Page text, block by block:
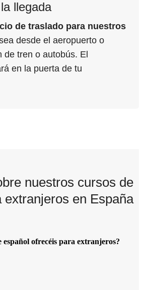
llegada
de traslado para nuestros
desde el aeropuerto o
de tren o autobús. El
en la puerta de tu
nuestros cursos de
extranjeros en España
español ofrecéis para extranjeros?